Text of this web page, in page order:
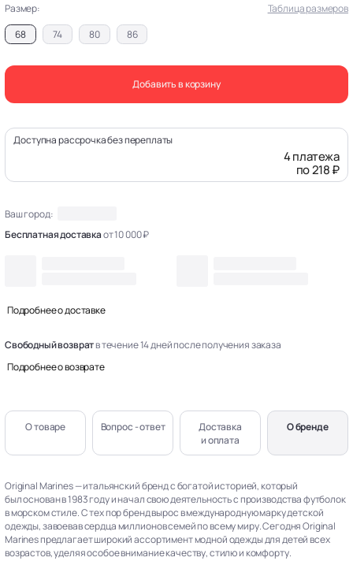
Размер:
Таблица размеров
68
74 80 86
Добавить в корзину
Доступна рассрочка без переплаты
4 платежа
по 218 ₽
Ваш город:
Бесплатная доставкаот 10 000 ₽
Подробнее о доставке
Свободный возвратв течение 14 дней после получения заказа
Подробнее о возврате
О товаре Вопрос - ответ
Доставка
и оплата
О бренде
Original Marines — итальянский бренд с богатой историей, который
был основан в 1983 году и начал свою деятельность с производства футболок
в морском стиле. С тех пор бренд вырос в международную марку детской
одежды, завоевав сердца миллионов семей по всему миру. Сегодня Original
Marines предлагает широкий ассортимент модной одежды для детей всех
возрастов, уделяя особое внимание качеству, стилю и комфорту.